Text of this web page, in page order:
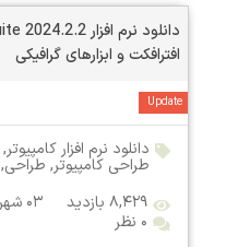
افترافکت و ابزارهای گرافیکی
Update
دانلود نرم افزار کامپیوتر,
طراحی کامپیوتر, طراحی,
۸,۴۲۹ بازدید
۰۳ شهریور ۱۴۰۳
۰ نظر